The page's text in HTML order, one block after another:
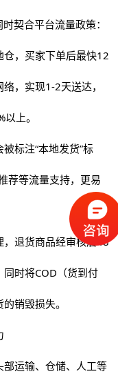
契合平台流量政策：
，买家下单后最快12
，实现1-2天送达，
上。
标注“本地发货”标
荐等流量支持，更易
，退货商品经审核后48
时将COD（货到付
销毁损失。
运输、仓储、人工等